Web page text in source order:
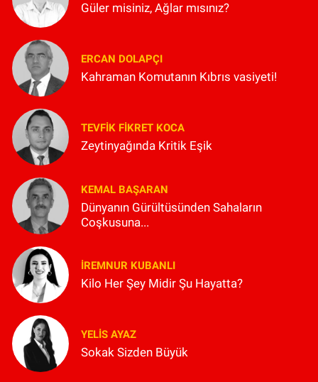
Güler misiniz, Ağlar mısınız?
ERCAN DOLAPÇI
Kahraman Komutanın Kıbrıs vasiyeti!
TEVFIK FIKRET KOCA
Zeytinyağında Kritik Eşik
KEMAL BAŞARAN
Dünyanın Gürültüsünden Sahaların
Coşkusuna...
İREMNUR KUBANLI
Kilo Her Şey Midir Şu Hayatta?
YELIS AYAZ
Sokak Sizden Büyük